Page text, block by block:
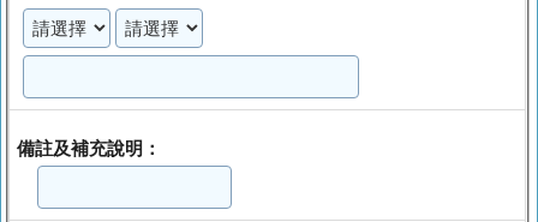
備註及補充說明：